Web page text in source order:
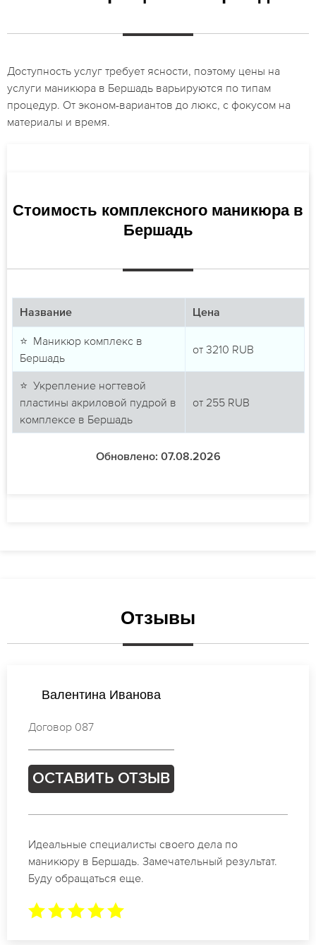
Доступность услуг требует ясности, поэтому цены на
услуги маникюра в Бершадь варьируются по типам
процедур. От эконом-вариантов до люкс, с фокусом на
материалы и время.
Стоимость комплексного маникюра в
Бершадь
Название Цена
⭐ Маникюр комплекс в
Бершадь
от 3210 RUB
⭐ Укрепление ногтевой
пластины акриловой пудрой в
комплексе в Бершадь
от 255 RUB
Обновлено: 07.08.2026
Отзывы
Ирина Кузнецова
Договор 925
ОСТАВИТЬ ОТЗЫВ
Спасибо огромное. Заказывала маникюр на день
рождение в Бершадь. За 1.5 часа все было готово.